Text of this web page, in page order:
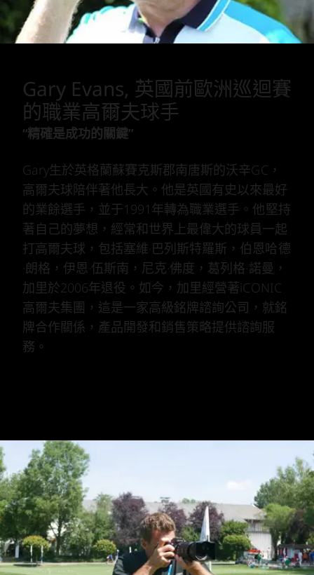
Gary Evans, 英國前歐洲巡迴賽
的職業高爾夫球手
“精確是成功的關鍵”
Gary生於英格蘭蘇賽克斯郡南唐斯的沃辛GC，
高爾夫球陪伴著他長大。他是英國有史以來最好
的業餘選手，並于1991年轉為職業選手。他堅持
著自己的夢想，經常和世界上最偉大的球員一起
打高爾夫球，包括塞維·巴列斯特羅斯，伯恩哈德
·朗格，伊恩·伍斯南，尼克·佛度，葛列格·諾曼，
加里於2006年退役。如今，加里經營著iCONIC
高爾夫集團，這是一家高級銘牌諮詢公司，就銘
牌合作關係，產品開發和銷售策略提供諮詢服
務。